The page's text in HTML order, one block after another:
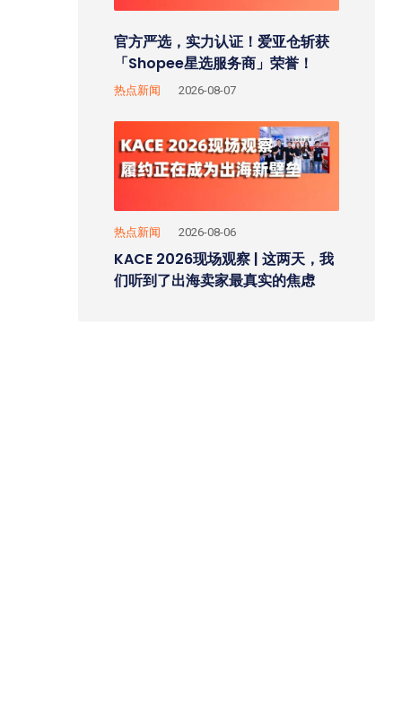
官方严选，实力认证！爱亚仓斩获
「Shopee星选服务商」荣誉！
热点新闻 2026-08-07
KACE 2026现场观察 | 这两天，我
们听到了出海卖家最真实的焦虑
热点新闻 2026-08-06